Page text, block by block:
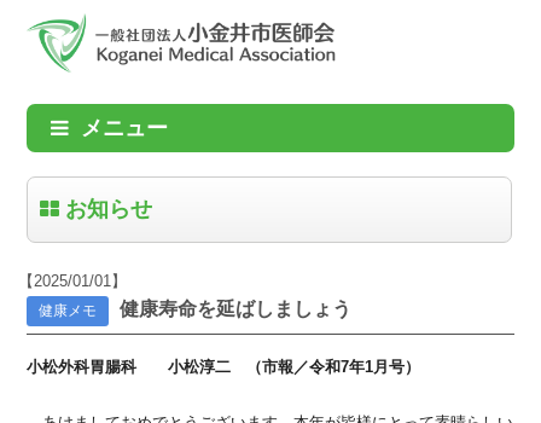
メニュー
お知らせ
【2025/01/01】
健康メモ 健康寿命を延ばしましょう
小松外科胃腸科 小松淳二 （市報／令和7年1月号）